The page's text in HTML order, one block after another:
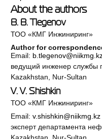
About the authors
B. B. Tlegenov
ТОО «КМГ Инжиниринг»
Author for
Email:
ведущий инженер службы
Kazakhstan, Nur-Sultan
V. V. Shishkin
ТОО «КМГ Инжиниринг»
Email:v.shishkin@niikmg.kz
эксперт департамента